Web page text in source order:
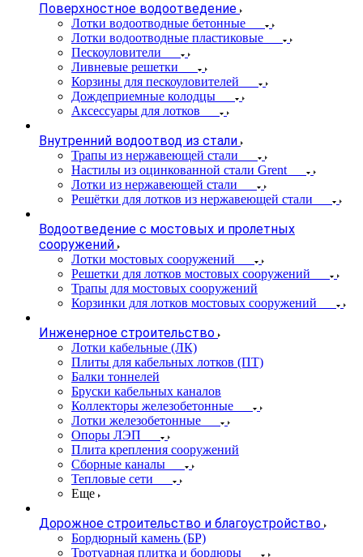
Поверхностное водоотведение
Лотки водоотводные бетонные
Лотки водоотводные пластиковые
Пескоуловители
Ливневые решетки
Корзины для пескоуловителей
Дождеприемные колодцы
Аксессуары для лотков
Внутренний водоотвод из стали
Трапы из нержавеющей стали
Настилы из оцинкованной стали Grent
Лотки из нержавеющей стали
Решётки для лотков из нержавеющей стали
Водоотведение с мостовых и пролетных
сооружений
Лотки мостовых сооружений
Решетки для лотков мостовых сооружений
Трапы для мостовых сооружений
Корзинки для лотков мостовых сооружений
Инженерное строительство
Лотки кабельные (ЛК)
Плиты для кабельных лотков (ПТ)
Балки тоннелей
Бруски кабельных каналов
Коллекторы железобетонные
Лотки железобетонные
Опоры ЛЭП
Плита крепления сооружений
Сборные каналы
Тепловые сети
Еще
Дорожное строительство и благоустройство
Бордюрный камень (БР)
Тротуарная плитка и бордюры